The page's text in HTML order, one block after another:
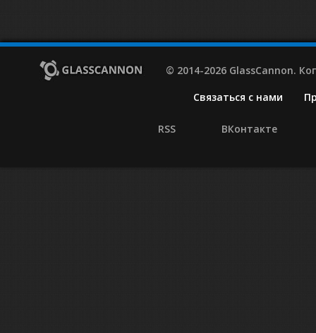
© 2014-2026 GlassCannon.
Связаться с нами
RSS ВКонтакте